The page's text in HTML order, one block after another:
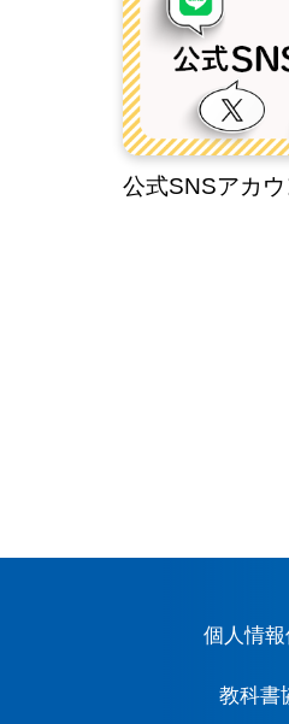
公式SNSアカ
個人情
教科書